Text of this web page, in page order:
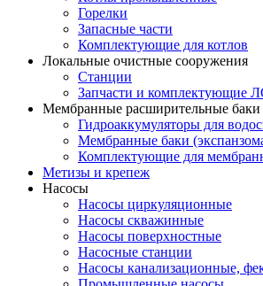
Горелки
Запасные части
Комплектующие для котлов
Локальные очистные сооружения
Станции
Запчасти и комплектующие
Мембранные расширительные баки
Гидроаккумуляторы для
Мембранные баки
Комплектующие для
Метизы и крепеж
Насосы
Насосы циркуляционные
Насосы скважинные
Насосы поверхностные
Насосные станции
Насосы канализационные,